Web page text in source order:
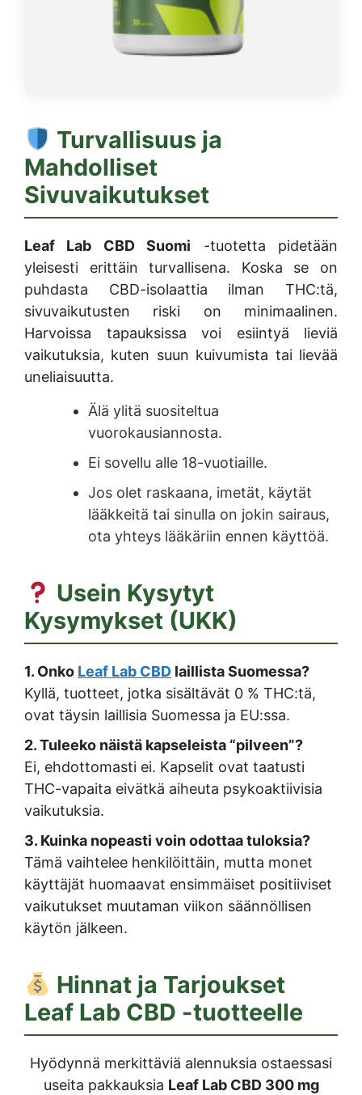
Turvallisuus ja
Mahdolliset
Sivuvaikutukset
Leaf Lab CBD Suomi -tuotetta pidetään
yleisesti erittäin turvallisena. Koska se on
puhdasta CBD-isolaattia ilman THC:tä,
sivuvaikutusten riski on minimaalinen.
Harvoissa tapauksissa voi esiintyä lieviä
vaikutuksia, kuten suun kuivumista tai lievää
uneliaisuutta.
Älä ylitä suositeltua
vuorokausiannosta.
Ei sovellu alle 18-vuotiaille.
Jos olet raskaana, imetät, käytät
lääkkeitä tai sinulla on jokin sairaus,
ota yhteys lääkäriin ennen käyttöä.
Usein Kysytyt
Kysymykset (UKK)
1. Onko Leaf Lab CBD laillista Suomessa?
Kyllä, tuotteet, jotka sisältävät 0 % THC:tä,
ovat täysin laillisia Suomessa ja EU:ssa.
2. Tuleeko näistä kapseleista “pilveen”?
Ei, ehdottomasti ei. Kapselit ovat taatusti
THC-vapaita eivätkä aiheuta psykoaktiivisia
vaikutuksia.
3. Kuinka nopeasti voin odottaa tuloksia?
Tämä vaihtelee henkilöittäin, mutta monet
käyttäjät huomaavat ensimmäiset positiiviset
vaikutukset muutaman viikon säännöllisen
käytön jälkeen.
Hinnat ja Tarjoukset
Leaf Lab CBD -tuotteelle
Hyödynnä merkittäviä alennuksia ostaessasi
useita pakkauksia Leaf Lab CBD 300 mg